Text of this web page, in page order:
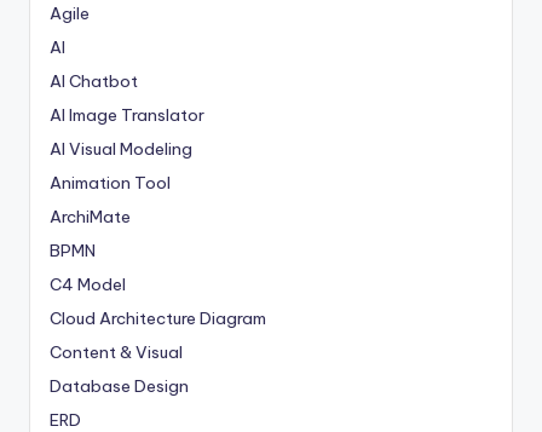
Agile
AI
AI Chatbot
AI Image Translator
AI Visual Modeling
Animation Tool
ArchiMate
BPMN
C4 Model
Cloud Architecture Diagram
Content & Visual
Database Design
ERD